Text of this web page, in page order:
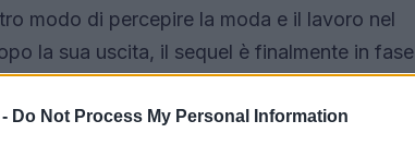
Do Not Process My Personal Information
modo di percepire la moda e il lavoro nel
la sua uscita, il sequel è finalmente in fase
quali nuove avventure attenderanno
quanto ci ha fatto sognare il primo film?